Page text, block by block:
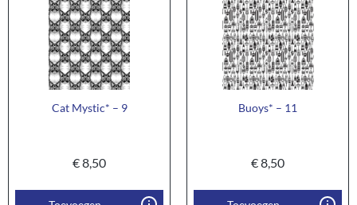
Cat Mystic* – 9
€8,50
Buoys* – 11
€8,50